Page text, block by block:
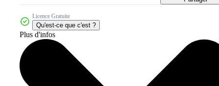
Licence Gratuite
Qu'est-ce que c'est ?
Plus d'infos